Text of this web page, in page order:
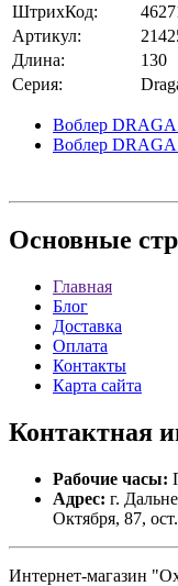
ШтрихКод:
Артикул:
Длина:
130
Серия:
Воблер DRAGA
Воблер DRAGA
Основные
Главная
Блог
Доставка
Оплата
Контакты
Карта сайта
Контактная
Рабочие часы:
Адрес: г.
Октября, 87,
Интернет-магазин